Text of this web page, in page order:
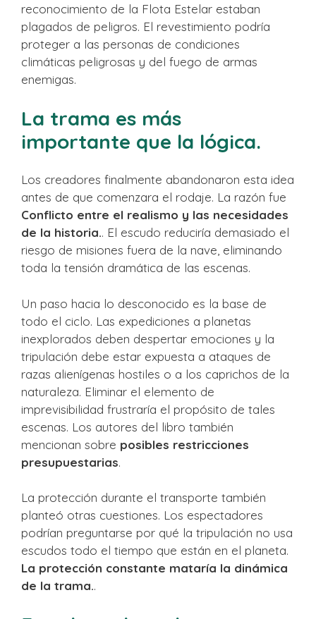
reconocimiento de la Flota Estelar estaban
plagados de peligros. El revestimiento podría
proteger a las personas de condiciones
climáticas peligrosas y del fuego de armas
enemigas.
La trama es más
importante que la lógica.
Los creadores finalmente abandonaron esta idea
antes de que comenzara el rodaje. La razón fue
Conflicto entre el realismo y las necesidades
de la historia.. El escudo reduciría demasiado el
riesgo de misiones fuera de la nave, eliminando
toda la tensión dramática de las escenas.
Un paso hacia lo desconocido es la base de
todo el ciclo. Las expediciones a planetas
inexplorados deben despertar emociones y la
tripulación debe estar expuesta a ataques de
razas alienígenas hostiles o a los caprichos de la
naturaleza. Eliminar el elemento de
imprevisibilidad frustraría el propósito de tales
escenas. Los autores del libro también
mencionan sobre posibles restricciones
presupuestarias.
La protección durante el transporte también
planteó otras cuestiones. Los espectadores
podrían preguntarse por qué la tripulación no usa
escudos todo el tiempo que están en el planeta.
La protección constante mataría la dinámica
de la trama..